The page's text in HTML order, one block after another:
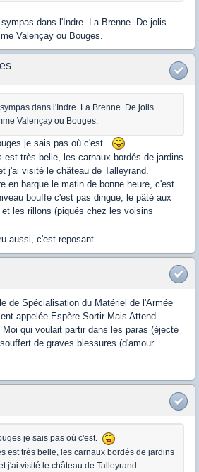
dans l'Indre. La Brenne. De jolis
Valençay ou Bouges.
dans l'Indre. La Brenne. De jolis
Valençay ou Bouges.
je sais pas où c'est.
est très belle, les carnaux bordés de jardins
j'ai visité le château de Talleyrand.
en barque le matin de bonne heure, c'est
bouffe c'est pas dingue, le pâté aux
les rillons (piqués chez les voisins
aussi, c'est reposant.
de Spécialisation du Matériel de l'Armée
appelée Espère Sortir Mais Attend
Moi qui voulait partir dans les paras (éjecté
de graves blessures (d'amour
je sais pas où c'est.
est très belle, les carnaux bordés de jardins
j'ai visité le château de Talleyrand.